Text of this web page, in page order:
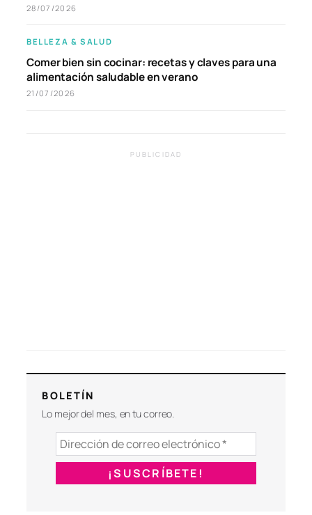
28/07/2026
BELLEZA & SALUD
Comer bien sin cocinar: recetas y claves para una
alimentación saludable en verano
21/07/2026
PUBLICIDAD
BOLETÍN
Lo mejor del mes, en tu correo.